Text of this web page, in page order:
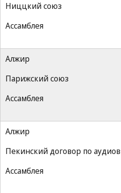
Ниццкий союз
Ассамблея
Алжир
Парижский союз
Ассамблея
Алжир
Пекинский договор по
Ассамблея